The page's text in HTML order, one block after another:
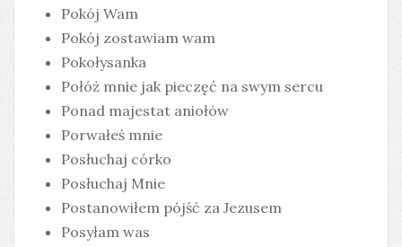
Pokój Wam
Pokój zostawiam wam
Pokołysanka
Połóż mnie jak pieczęć na swym sercu
Ponad majestat aniołów
Porwałeś mnie
Posłuchaj córko
Posłuchaj Mnie
Postanowiłem pójść za Jezusem
Posyłam was